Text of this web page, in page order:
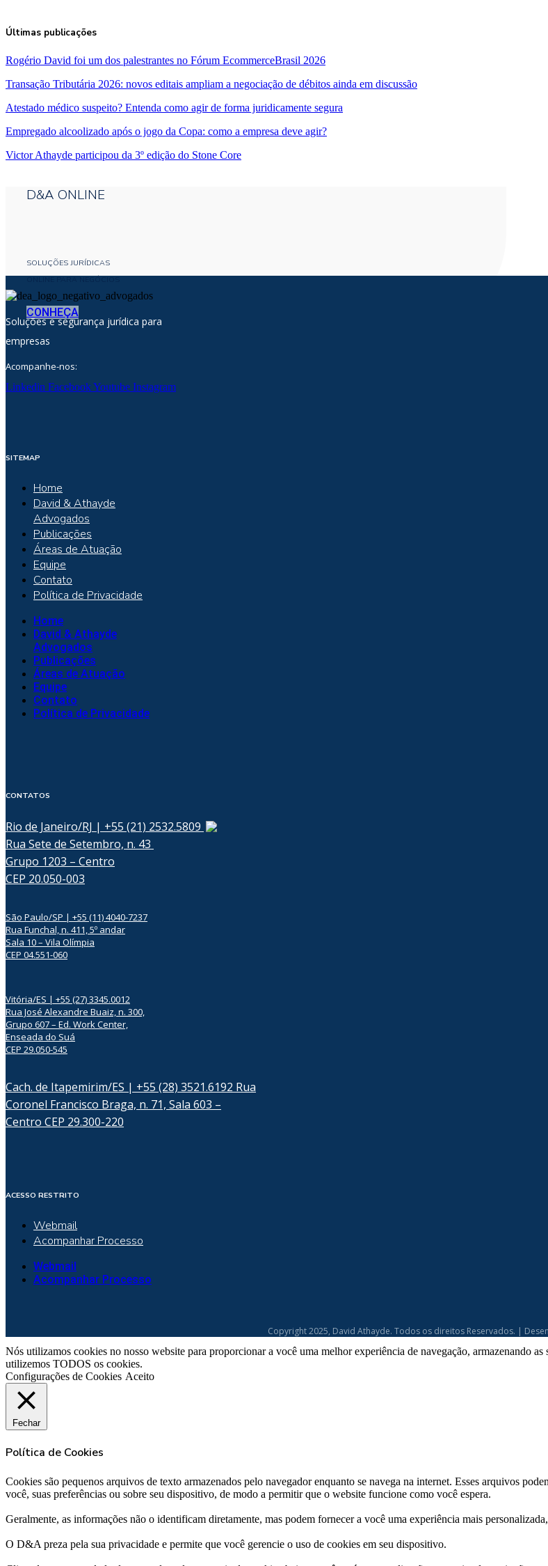
Últimas publicações
Rogério David foi um dos palestrantes no Fórum EcommerceBrasil 2026
Transação Tributária 2026: novos editais ampliam a negociação de débitos ainda em discussão
Atestado médico suspeito? Entenda como agir de forma juridicamente segura
Empregado alcoolizado após o jogo da Copa: como a empresa deve agir?
Victor Athayde participou da 3º edição do Stone Core
D&A ONLINE
SOLUÇÕES JURÍDICAS
CONHEÇA
Soluções e segurança jurídica para
empresas
Acompanhe-nos:
Linkedin FacebookYoutube Instagram
SITEMAP
Home
David & Athayde
Advogados
Publicações
Áreas de Atuação
Equipe
Contato
Política de Privacidade
Home
David & Athayde
Advogados
Publicações
Áreas de Atuação
Equipe
Contato
Política de Privacidade
CONTATOS
Rio de Janeiro/RJ | +55 (21) 2532.5809
Rua Sete de Setembro, n. 43
Grupo 1203 – Centro
CEP 20.050-003
São Paulo/SP | +55 (11) 4040-7237
Rua Funchal, n. 411, 5º andar
Sala 10 – Vila Olímpia
CEP 04.551-060
Vitória/ES | +55 (27) 3345.0012
Rua José Alexandre Buaiz, n. 300,
Grupo 607 – Ed. Work Center,
Enseada do Suá
CEP 29.050-545
Cach. de Itapemirim/ES | +55 (28) 3521.6192 Rua
Coronel Francisco Braga, n. 71, Sala 603 –
Centro CEP 29.300-220
ACESSO RESTRITO
Webmail
Acompanhar Processo
Webmail
Acompanhar Processo
Copyright 2025, David Athayde. Todos os direitos Reservados. |
Nós utilizamos cookies no nosso website para proporcionar a você uma melhor experiência de navegação, armazenando
utilizemos TODOS os cookies.
Configurações de Cookies Aceito
Fechar
Política de Cookies
Cookies são pequenos arquivos de texto armazenados pelo navegador enquanto se navega na internet. Esses arquivos
você, suas preferências ou sobre seu dispositivo, de modo a permitir que o website funcione como você espera.
Geralmente, as informações não o identificam diretamente, mas podem fornecer a você uma experiência mais
O D&A preza pela sua privacidade e permite que você gerencie o uso de cookies em seu dispositivo.